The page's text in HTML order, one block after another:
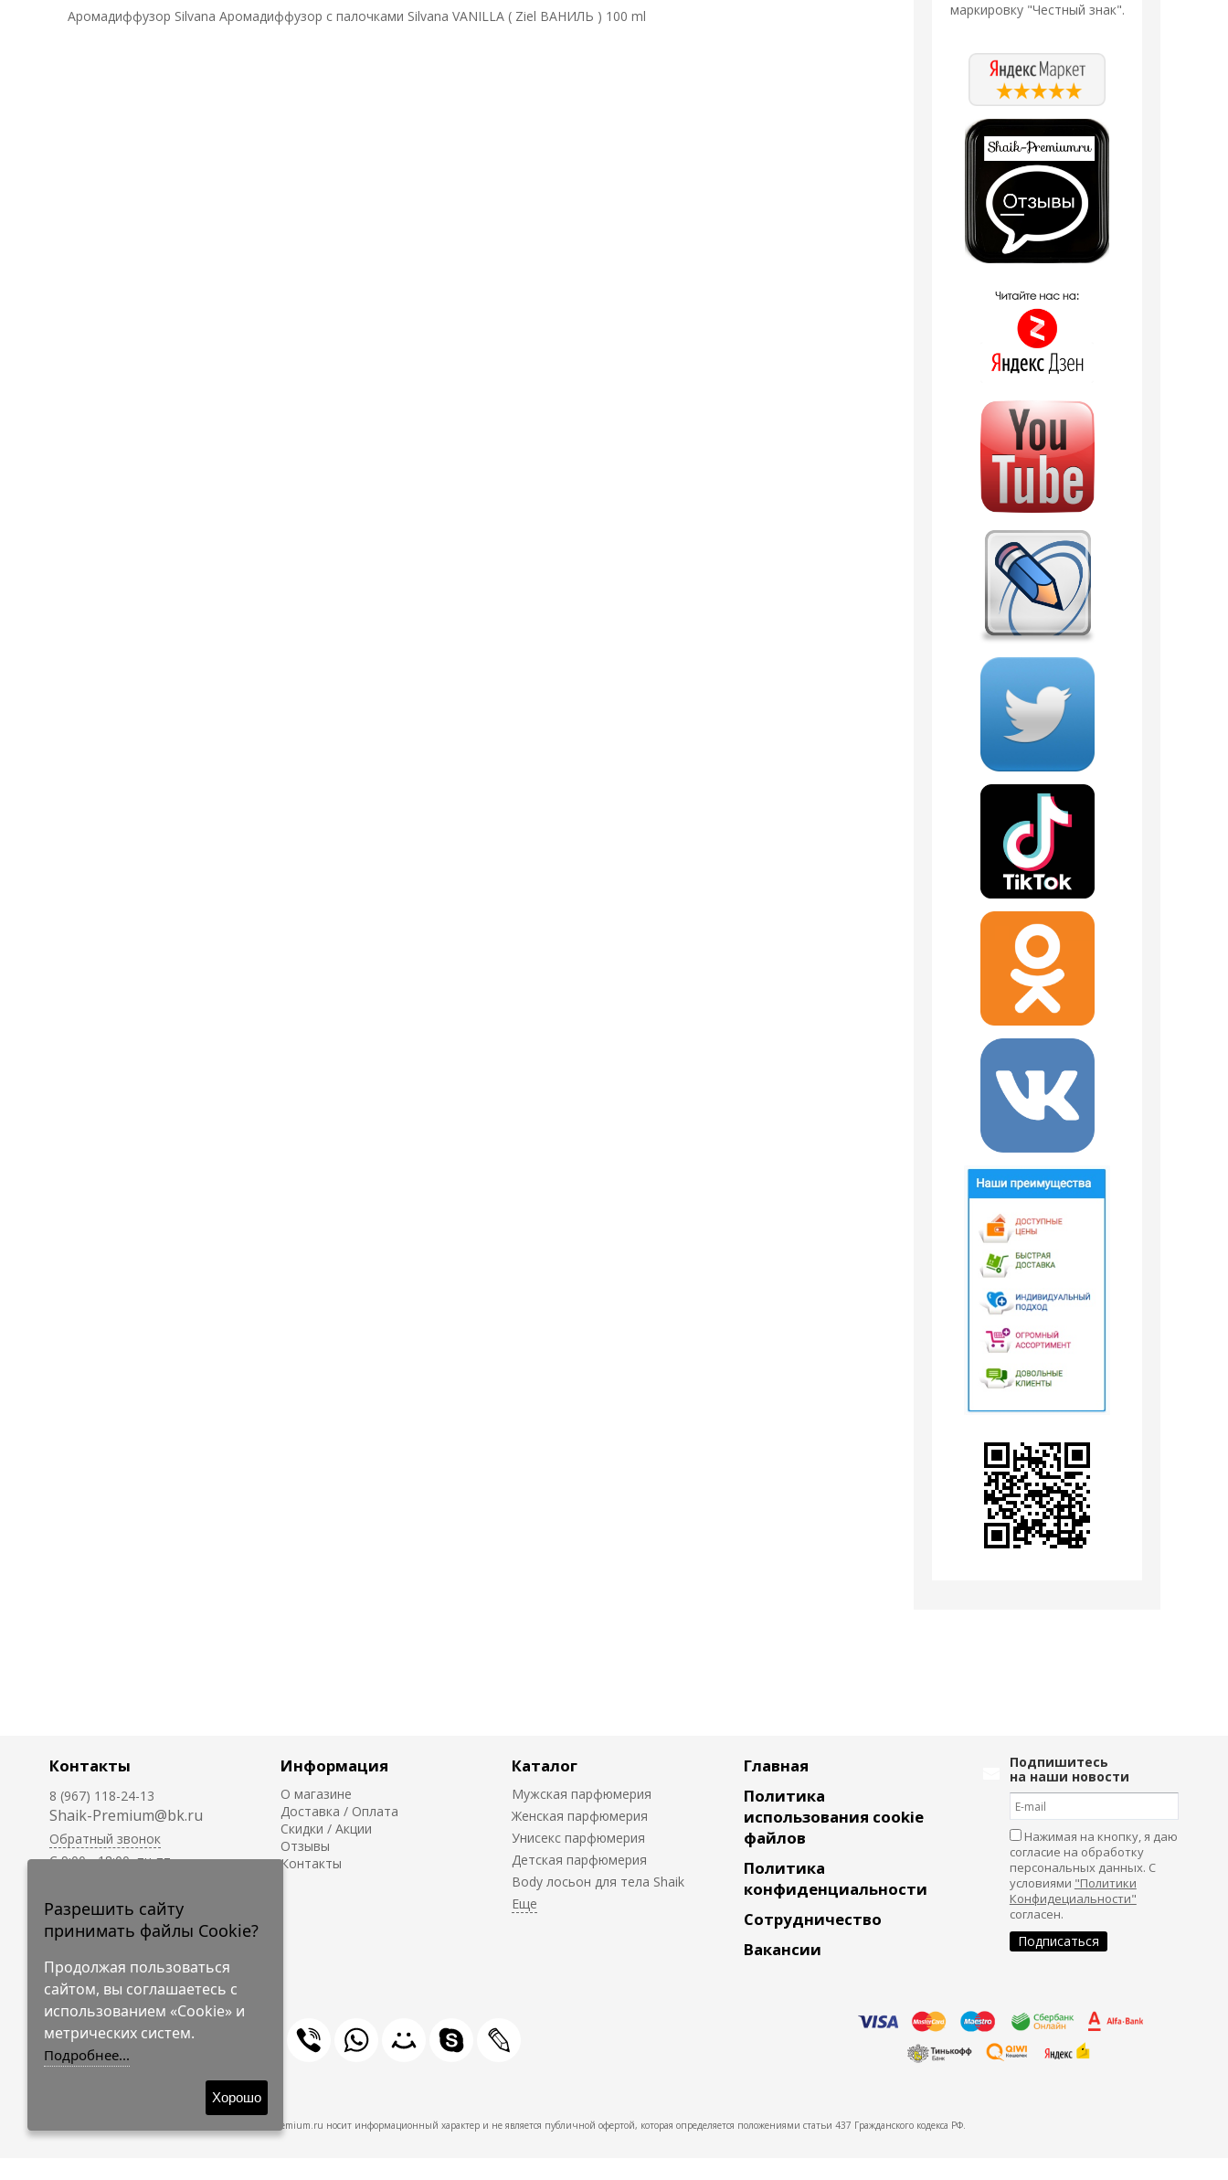
маркировку "Честный знак".
Аромадиффузор Silvana Аромадиффузор с палочками Silvana VANILLA ( Ziel ВАНИЛЬ ) 100 ml
Контакты
8 (967) 118-24-13
Shaik-Premium@bk.ru
Обратный звонок
C 9:00 - 18:00, пн-пт
круглосуточно.
Информация
О магазине
Доставка / Оплата
Скидки / Акции
Отзывы
Контакты
Каталог
Мужская парфюмерия
Женская парфюмерия
Унисекс парфюмерия
Детская парфюмерия
Body лосьон для тела Shaik
Главная
Политика
использования cookie
файлов
Политика
конфиденциальности
Сотрудничество
Вакансии
Подпишитесь
на наши новости
Нажимая на кнопку, я даю
согласие на обработку
персональных данных. С
условиями "Политики
Конфидециальности"
согласен.
© 2009-2026 Shaik-Premium
Shaik-Premium.ru носит информационный характер и не является публичной офертой, которая определяется положениями статьи 437 Гражданского кодекса РФ.
Разрешить сайту
принимать файлы Cookie?
Продолжая пользоваться
сайтом, вы соглашаетесь с
использованием «Cookie» и
метрических систем.
Подробнее...
Хорошо